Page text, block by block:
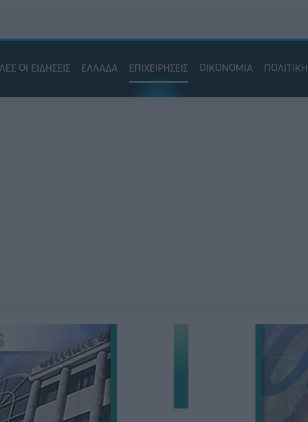
ΟΙ ΕΙΔΗΣΕΙΣ ΕΛΛΑΔΑ ΕΠΙΧΕΙΡΗΣΕΙΣ ΟΙΚΟΝΟΜΙΑ ΠΟΛΙΤΙΚΗ